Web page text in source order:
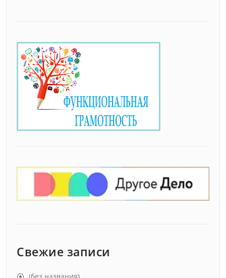
Свежие записи